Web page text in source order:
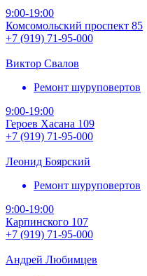
9:00-19:00
Комсомольский проспект 85
+7 (919) 71-95-000
Виктор Свалов
Ремонт шуруповертов
9:00-19:00
Героев Хасана 109
+7 (919) 71-95-000
Леонид Боярский
Ремонт шуруповертов
9:00-19:00
Карпинского 107
+7 (919) 71-95-000
Андрей Любимцев